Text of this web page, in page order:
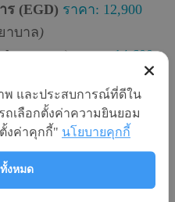
ร (EGD) ราคา: 12,900
าบาล)
ราคา: 14,600
บาล
ดมยาสลบราคา: 21,600
บาล )
นส์แก้วตาเทียม
พ และประสบการณ์ที่ดีใน
เลือกตั้งค่าความยินยอม
งค่าคุกกี้" นโยบายคุกกี้
งหมด